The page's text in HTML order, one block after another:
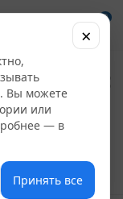
0
500
мм)
Вы можете
или
— в
Принять все
×